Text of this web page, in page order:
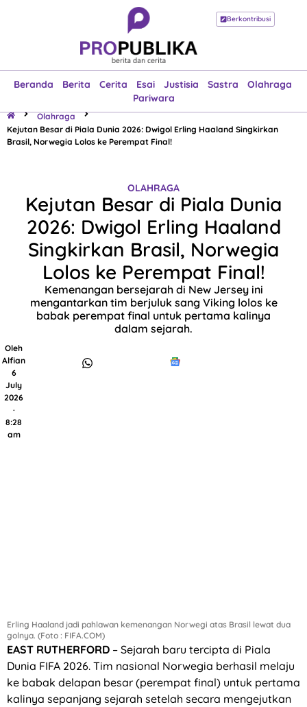
Berkontribusi
Beranda Berita Cerita Esai Justisia Sastra
Olahraga
Pariwara
Beranda
Esai
Justisia
Sastra
Olahraga
Pariwara
Olahraga
Kejutan Besar di Piala Dunia 2026: Dwigol Erling Haaland Singkirkan
Brasil, Norwegia Lolos ke Perempat Final!
OLAHRAGA
Kejutan Besar di Piala Dunia
2026: Dwigol Erling Haaland
Singkirkan Brasil, Norwegia
Lolos ke Perempat Final!
Kemenangan bersejarah di New Jersey ini
mengantarkan tim berjuluk sang Viking lolos ke
babak perempat final untuk pertama kalinya
dalam sejarah.
Oleh
Alfian
6
July
2026
·
8:28
am
Erling Haaland jadi pahlawan kemenangan Norwegi atas Brasil lewat dua
golnya. (Foto : FIFA.COM)
EAST RUTHERFORD – Sejarah baru tercipta di Piala
Dunia FIFA 2026. Tim nasional Norwegia berhasil melaju
ke babak delapan besar (perempat final) untuk pertama
kalinya sepanjang sejarah setelah secara mengejutkan